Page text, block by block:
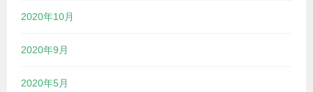
2020年10月
2020年9月
2020年5月